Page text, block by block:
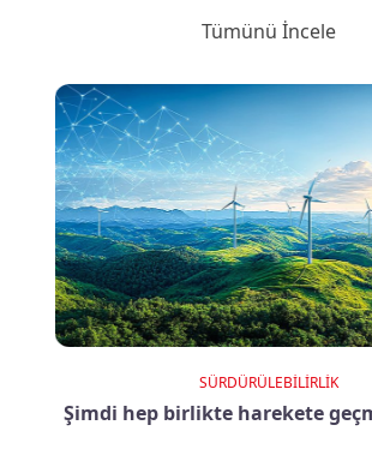
Tümünü İncele
SÜRDÜRÜLEBILIRLIK
Şimdi hep birlikte harekete